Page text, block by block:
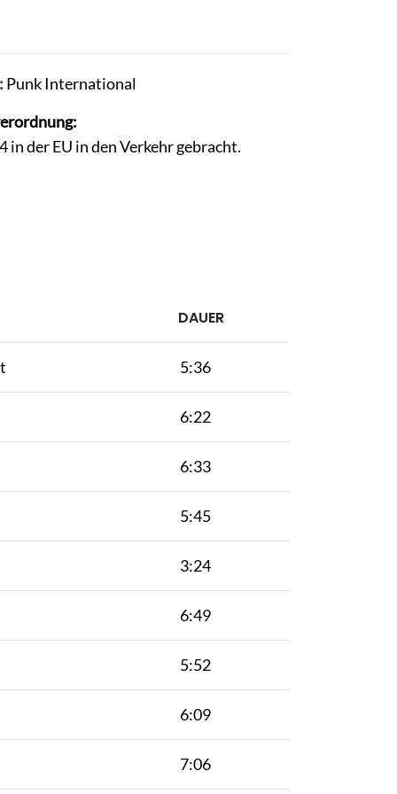
Punk International
der EU in den Verkehr gebracht.
DAUER
5:36
6:22
6:33
5:45
3:24
6:49
5:52
6:09
7:06